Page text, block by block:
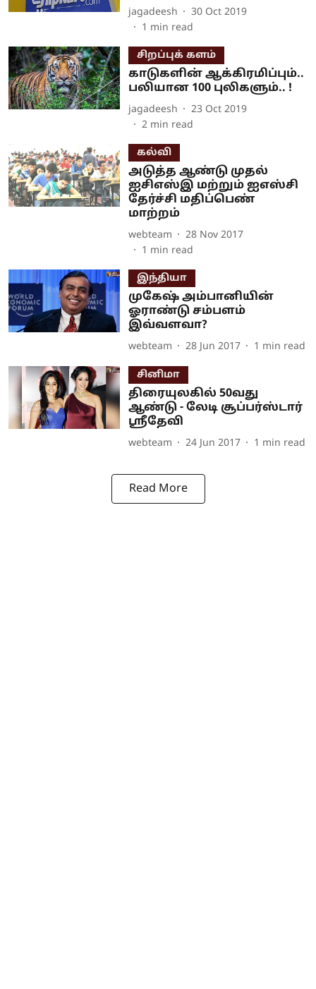
jagadeesh
30 Oct 2019
1 min read
சிறப்புக் களம்
காடுகளின் ஆக்கிரமிப்பும்..
பலியான 100 புலிகளும்.. !
jagadeesh
23 Oct 2019
2 min read
கல்வி
அடுத்த ஆண்டு முதல்
ஐசிஎஸ்இ மற்றும் ஐஎஸ்சி
தேர்ச்சி மதிப்பெண்
மாற்றம்
webteam
28 Nov 2017
1 min read
இந்தியா
முகேஷ் அம்பானியின்
ஓராண்டு சம்பளம்
இவ்வளவா?
webteam 28 Jun 2017 1 min read
சினிமா
திரையுலகில் 50வது
ஆண்டு - லேடி சூப்பர்ஸ்டார்
ஸ்ரீதேவி
webteam 24 Jun 2017 1 min read
Read More